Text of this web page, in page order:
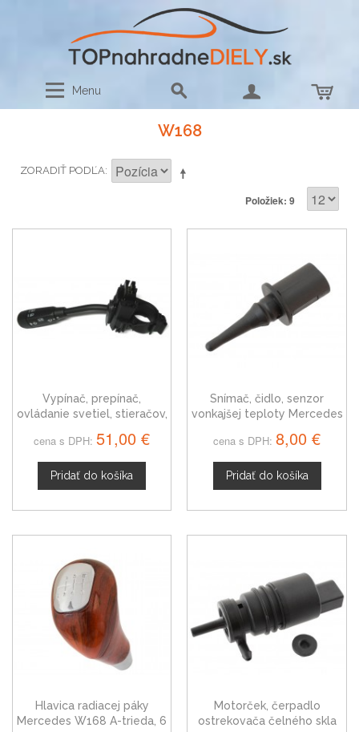
Menu
W168
ZORADIŤ PODĽA
Položiek: 9
Vypínač, prepínač,
ovládanie svetiel, stieračov,
Mercedes W168 A-trieda
cena s DPH: 51,00 €
Pridať do košíka
Snímač, čidlo, senzor
vonkajšej teploty Mercedes
cena s DPH: 8,00 €
Pridať do košíka
Hlavica radiacej páky
Mercedes W168 A-trieda, 6
Motorček, čerpadlo
ostrekovača čelného skla